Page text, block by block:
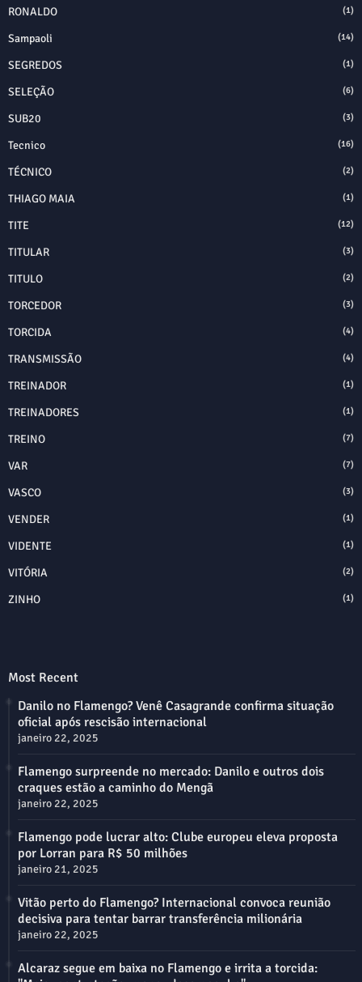
RONALDO (1)
Sampaoli (14)
SEGREDOS (1)
SELEÇÃO (6)
SUB20 (3)
Tecnico (16)
TÉCNICO (2)
THIAGO MAIA (1)
TITE (12)
TITULAR (3)
TITULO (2)
TORCEDOR (3)
TORCIDA (4)
TRANSMISSÃO (4)
TREINADOR (1)
TREINADORES (1)
TREINO (7)
VAR (7)
VASCO (3)
VENDER (1)
VIDENTE (1)
VITÓRIA (2)
ZINHO (1)
Most Recent
Danilo no Flamengo? Venê Casagrande confirma situação
oficial após rescisão internacional
janeiro 22, 2025
Flamengo surpreende no mercado: Danilo e outros dois
craques estão a caminho do Mengã
janeiro 22, 2025
Flamengo pode lucrar alto: Clube europeu eleva proposta
por Lorran para R$ 50 milhões
janeiro 21, 2025
Vitão perto do Flamengo? Internacional convoca reunião
decisiva para tentar barrar transferência milionária
janeiro 22, 2025
Alcaraz segue em baixa no Flamengo e irrita a torcida: